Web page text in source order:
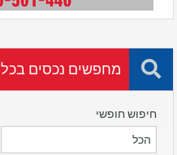
מחפשים נכסים בכל
חיפוש חופשי